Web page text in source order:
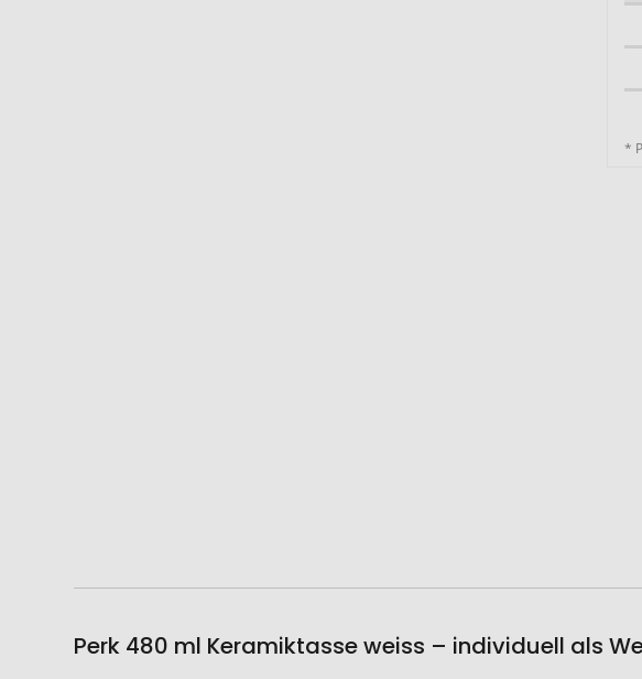
*
Perk 480 ml Keramiktasse weiss – individuell als